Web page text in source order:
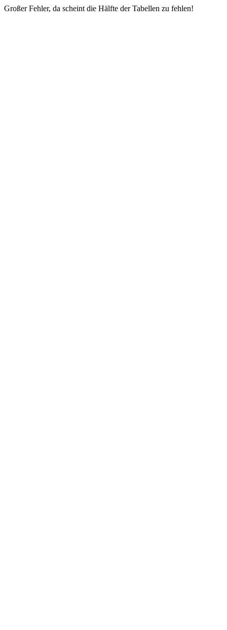
Großer Fehler, da scheint die Hälfte der Tabellen zu fehlen!